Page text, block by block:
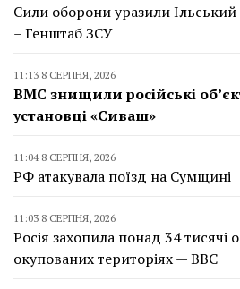
Сили оборони уразили
– Генштаб ЗСУ
11:13 8 СЕРПНЯ, 2026
ВМС знищили російські
установці «Сиваш»
11:04 8 СЕРПНЯ, 2026
РФ атакувала поїзд на Сумщині
11:03 8 СЕРПНЯ, 2026
Росія захопила понад 34 тисячі
окупованих територіях — BBC